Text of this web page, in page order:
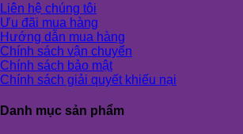
Liên hệ chúng tôi
Ưu đãi mua hàng
Hướng dẫn mua hàng
Chính sách vận chuyển
Chính sách bảo mật
Chính sách giải quyết khiếu nại
Danh mục sản phẩm